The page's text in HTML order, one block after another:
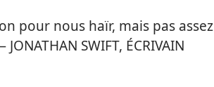
pour nous haïr, mais pas assez
SWIFT, ÉCRIVAIN